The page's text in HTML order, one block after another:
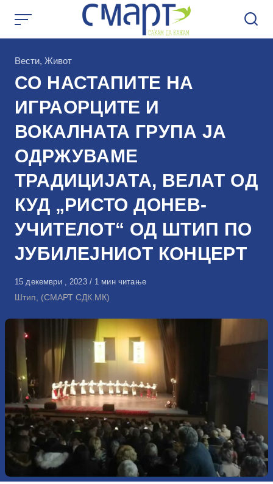
КАтегорија
Вести, Живот
СО НАСТАПИТЕ НА
ИГРАОРЦИТЕ И
ВОКАЛНАТА ГРУПА ЈА
ОДРЖУВАМЕ
ТРАДИЦИЈАТА, ВЕЛАТ ОД
КУД „РИСТО ДОНЕВ-
УЧИТЕЛОТ“ ОД ШТИП ПО
ЈУБИЛЕЈНИОТ КОНЦЕРТ
Објавено
на
15 декември , 2023 1 мин читање
Штип, (СМАРТ СДК.МК)